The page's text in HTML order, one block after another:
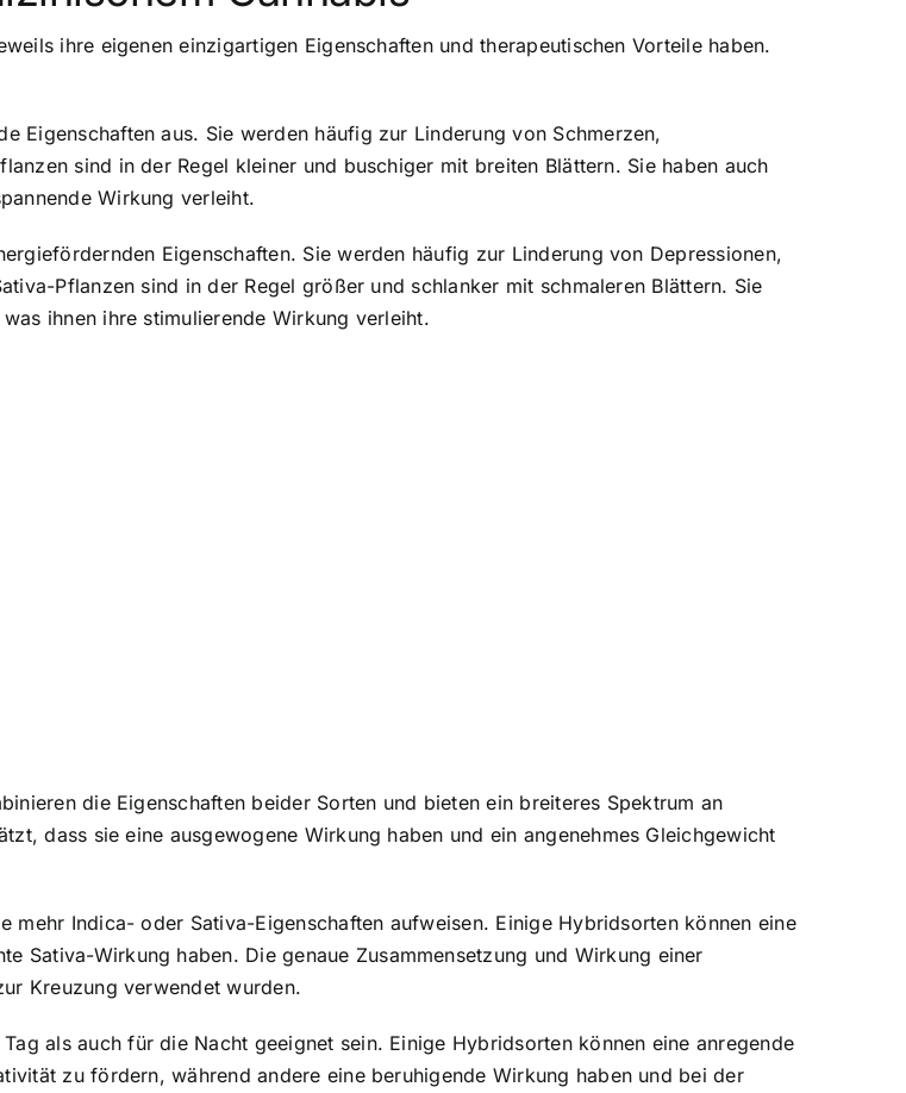
ihre eigenen einzigartigen Eigenschaften und therapeutischen Vorteile haben.
Eigenschaften aus. Sie werden häufig zur Linderung von Schmerzen,
sind in der Regel kleiner und buschiger mit breiten Blättern. Sie haben auch
Wirkung verleiht.
Eigenschaften. Sie werden häufig zur Linderung von Depressionen,
Pflanzen sind in der Regel größer und schlanker mit schmaleren Blättern. Sie
ihnen ihre stimulierende Wirkung verleiht.
die Eigenschaften beider Sorten und bieten ein breiteres Spektrum an
dass sie eine ausgewogene Wirkung haben und ein angenehmes Gleichgewicht
Indica- oder Sativa-Eigenschaften aufweisen. Einige Hybridsorten können eine
Sativa-Wirkung haben. Die genaue Zusammensetzung und Wirkung einer
Kreuzung verwendet wurden.
als auch für die Nacht geeignet sein. Einige Hybridsorten können eine anregende
zu fördern, während andere eine beruhigende Wirkung haben und bei der